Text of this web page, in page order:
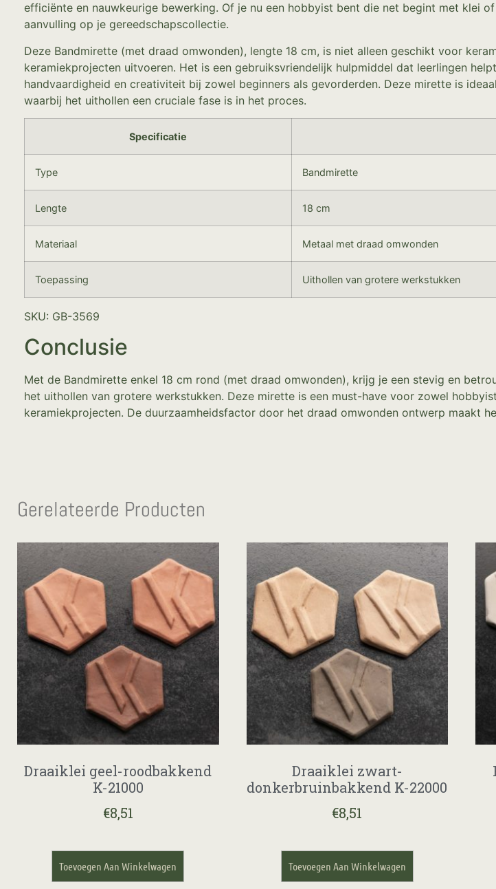
efficiënte en nauwkeurige bewerking. Of je nu een hobbyist bent die net begint met klei
aanvulling op je gereedschapscollectie.
Deze Bandmirette (met draad omwonden), lengte 18 cm, is niet alleen geschikt voor
keramiekprojecten uitvoeren. Het is een gebruiksvriendelijk hulpmiddel dat leerlingen
handvaardigheid en creativiteit bij zowel beginners als gevorderden. Deze mirette is
waarbij het uithollen een cruciale fase is in het proces.
Specificatie
Type Bandmirette
Lengte 18 cm
Materiaal Metaal met draad omwonden
Toepassing Uithollen van grotere werkstukken
SKU: GB-3569
Conclusie
Met de Bandmirette enkel 18 cm rond (met draad omwonden), krijg je een stevig en
het uithollen van grotere werkstukken. Deze mirette is een must-have voor zowel
keramiekprojecten. De duurzaamheidsfactor door het draad omwonden ontwerp maakt
Gerelateerde Producten
Draaiklei geel-roodbakkend
K-21000
€8,51
Toevoegen Aan Winkelwagen
Draaiklei zwart-
donkerbruinbakkend K-22000
€8,51
Toevoegen Aan Winkelwagen